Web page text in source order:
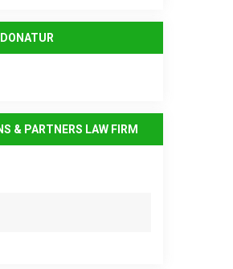
& PARTNERS LAW FIRM